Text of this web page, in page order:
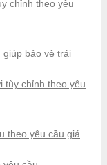
bảo vệ trái
theo yêu cầu giá